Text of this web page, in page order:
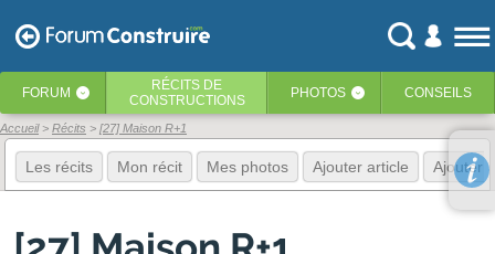
FORUM ‹ RÉCITS DE
CONSTRUCTIONS
PHOTOS ‹ CONSEILS
Accueil Récits [27] Maison R+1
Les récits Mon récit Mes photos Ajouter article Ajouter